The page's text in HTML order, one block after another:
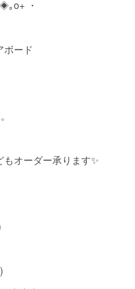
｡o+ ・
ボード
オーダー承ります✨